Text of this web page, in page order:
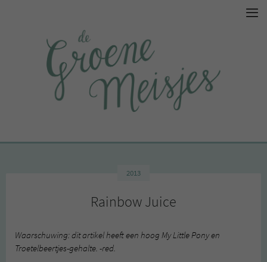
2013
Rainbow Juice
Waarschuwing: dit artikel heeft een hoog My Little Pony en
Troetelbeertjes-gehalte. -red.